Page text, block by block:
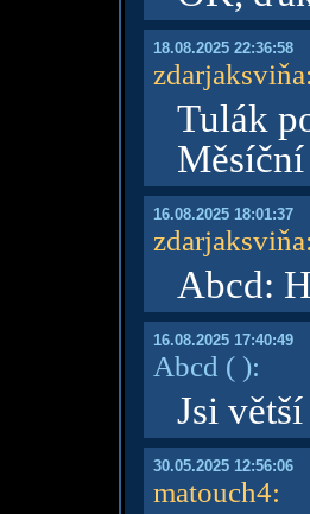
18.08.2025 22:36:58
zdarjaksviňa:
Tulák
16.08.2025 18:01:37
zdarjaksviňa:
Abcd:
16.08.2025 17:40:49
Abcd ( ):
Jsi
30.05.2025 12:56:06
matouch4: